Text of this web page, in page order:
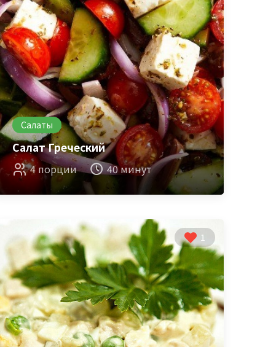
Салаты
Салат Греческий
4 порции 40 минут
1